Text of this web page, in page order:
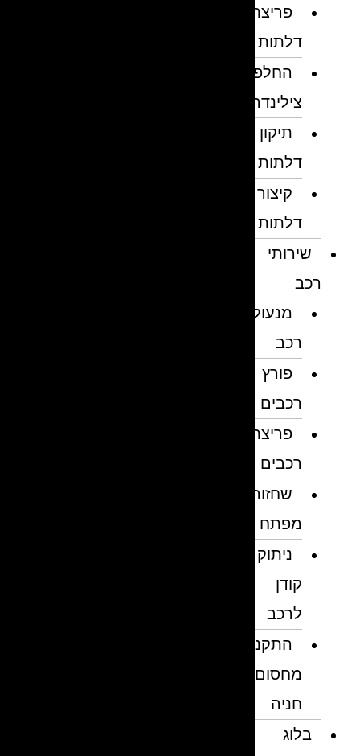
פריצת
דלתות
החלפת
צילינדרים
תיקון
דלתות
קיצור
דלתות
שירותי
מנעולן
פורץ
רכבים
פריצת
רכבים
שחזור
מפתח
ניתוק
לרכב
התקנת
מחסום
חניה
בלוג